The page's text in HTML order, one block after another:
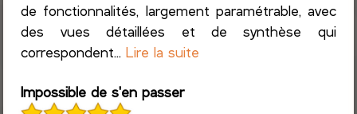
de fonctionnalités, largement paramétrable, avec
des vues détaillées et de synthèse qui
correspondent...Lire la suite
Impossible de s'en passer